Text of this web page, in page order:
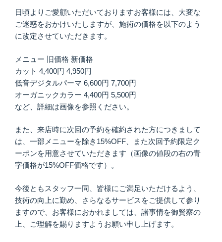
日頃よりご愛顧いただいておりますお客様には、大変な
ご迷惑をおかけいたしますが、施術の価格を以下のよう
に改定させていただきます。
メニュー 旧価格 新価格
カット 4,400円 4,950円
低音デジタルパーマ 6,600円 7,700円
オーガニックカラー 4,400円 5,500円
など、詳細は画像を参照ください。
また、来店時に次回の予約を確約された方につきまして
は、一部メニューを除き15%OFF、また次回予約限定ク
ーポンを用意させていただきます（画像の値段の右の青
字価格が15%OFF価格です）。
今後ともスタッフ一同、皆様にご満足いただけるよう、
技術の向上に勤め、さらなるサービスをご提供して参り
ますので、お客様におかれましては、諸事情を御賢察の
上、ご理解を賜りますようお願い申し上げます。